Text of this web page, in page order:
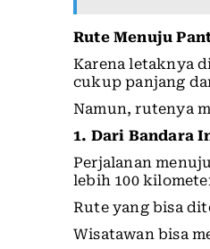
Rute Menuju
Karena letaknya
cukup panjang
Namun, rutenya
1. Dari Bandara
Perjalanan
lebih 100
Rute yang bisa
Wisatawan bisa